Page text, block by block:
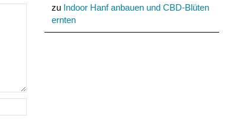
zu Indoor Hanf anbauen und CBD-Blüten
ernten